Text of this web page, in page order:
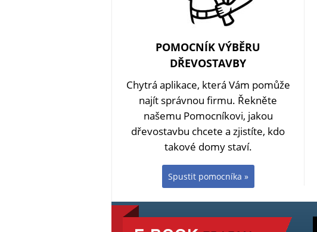
POMOCNÍK VÝBĚRU
DŘEVOSTAVBY
Chytrá aplikace, která Vám pomůže
najít správnou firmu. Řekněte
našemu Pomocníkovi, jakou
dřevostavbu chcete a zjistíte, kdo
takové domy staví.
Spustit pomocníka »